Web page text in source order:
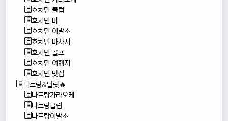
호치민 클럽
호치민 바
호치민 이발소
호치민 마사지
호치민 골프
호치민 여행지
호치민 맛집
나트랑&달랏🔥
나트랑가라오케
나트랑클럽
나트랑이발소